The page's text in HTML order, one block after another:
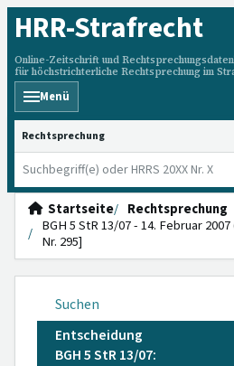
HRR-Strafrecht
Online-Zeitschrift und
für höchstrichterliche Rechtsprechung im
Menü
HRRS durchsuchen
Startseite
Rechtsprechung
BGH 5 StR 13/07 - 14. Februar
Nr. 295]
Suchen
Entscheidung
BGH 5 StR 13/07: